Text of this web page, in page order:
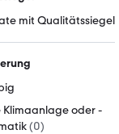
mit Qualitätssiegel
Klimaanlage oder -
(0)